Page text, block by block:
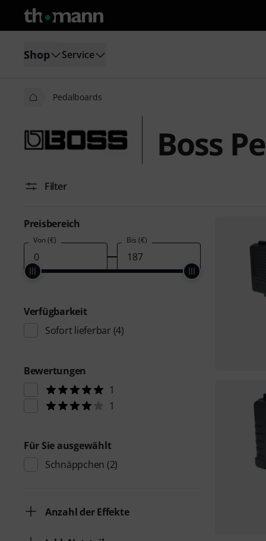
Shop Service
Pedalboards
Boss
Filter
Preisbereich
Von (€) Bis (€)
Verfügbarkeit
Sofort lieferbar (4)
Bewertungen
1
1
Für Sie ausgewählt
Schnäppchen (2)
Anzahl der Effekte